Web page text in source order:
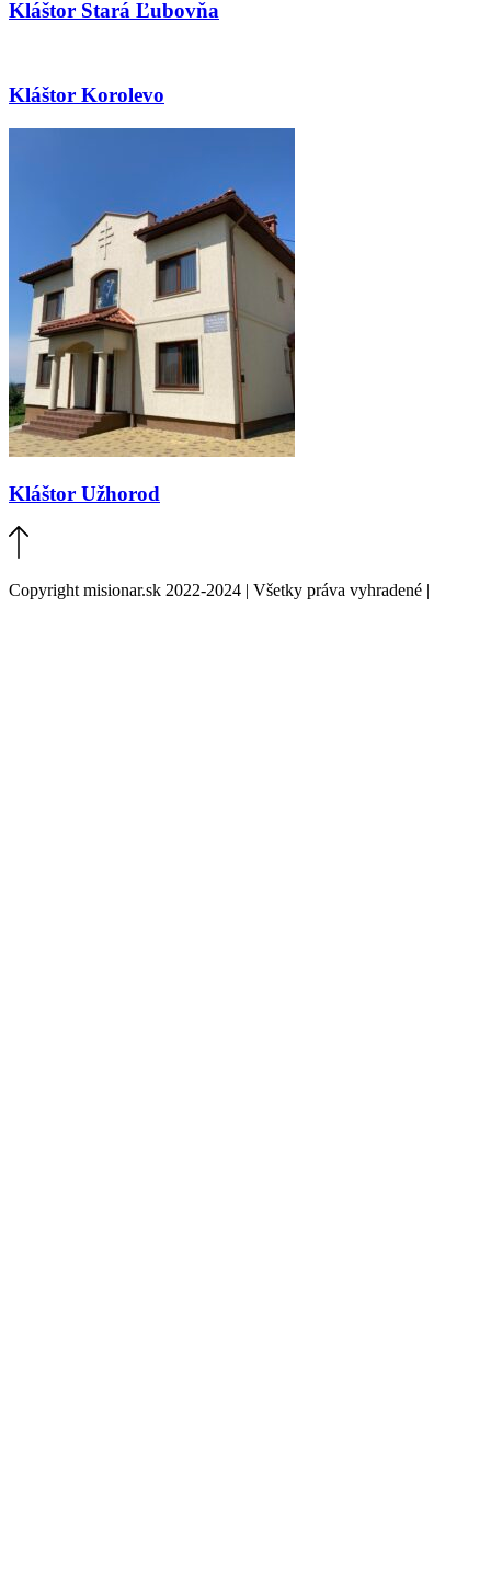
Kláštor Stará Ľubovňa
Kláštor Korolevo
Kláštor Užhorod
Copyright misionar.sk 2022-2024 | Všetky práva vyhradené |